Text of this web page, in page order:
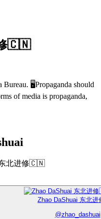
修🇨🇳
Bureau. 🖥️Propaganda should
of media is propaganda,
东北进修🇨🇳
Zhao DaShuai 东北
@zhao_dashuai